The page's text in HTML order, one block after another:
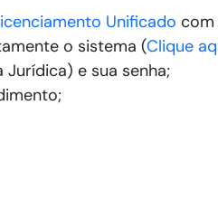
Unificado com
o sistema (Clique
Jurídica) e sua senha;